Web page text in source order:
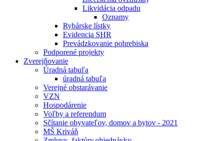
Likvidácia odpadu
Oznamy
Rybárske lístky
Evidencia SHR
Prevádzkovanie pohrebiska
Podporené projekty
Zverejňovanie
Úradná tabuľa
úradná tabuľa
Verejné obstarávanie
VZN
Hospodárenie
Voľby a referendum
Sčítanie obyvateľov, domov a bytov - 2021
MŠ Kriváň